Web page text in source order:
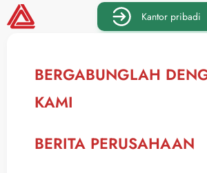
Kantor pribadi
BERGABUNGLAH
KAMI
BERITA PERUSAHAAN